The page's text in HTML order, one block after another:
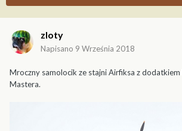
zloty
Napisano 9 Września 2018
Mroczny samolocik ze stajni Airfiksa z
Mastera.